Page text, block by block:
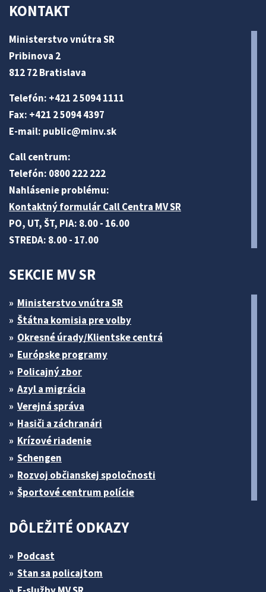
KONTAKT
Ministerstvo vnútra SR
Pribinova 2
812 72 Bratislava
Telefón: +421 2 5094 1111
Fax: +421 2 5094 4397
E-mail: public@minv.sk
Call centrum:
Telefón: 0800 222 222
Nahlásenie problému:
Kontaktný formulár Call Centra MV SR
PO, UT, ŠT, PIA: 8.00 - 16.00
STREDA: 8.00 - 17.00
SEKCIE MV SR
Ministerstvo vnútra SR
Štátna komisia pre volby
Okresné úrady/Klientske centrá
Európske programy
Policajný zbor
Azyl a migrácia
Verejná správa
Hasiči a záchranári
Krízové riadenie
Schengen
Rozvoj občianskej spoločnosti
Športové centrum polície
DÔLEŽITÉ ODKAZY
Podcast
Stan sa policajtom